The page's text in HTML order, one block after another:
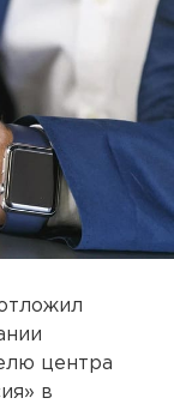
центра
в